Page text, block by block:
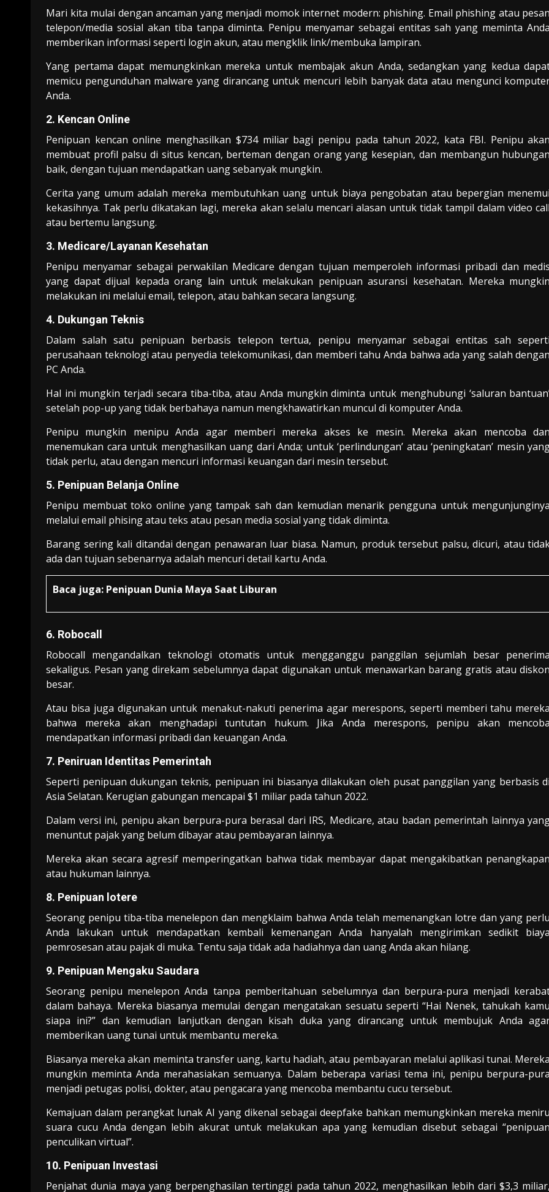
Mari kita mulai dengan ancaman yang menjadi momok internet modern: phishing. Email phishing atau pesan
telepon/media sosial akan tiba tanpa diminta. Penipu menyamar sebagai entitas sah yang meminta Anda
memberikan informasi seperti login akun, atau mengklik link/membuka lampiran.
Yang pertama dapat memungkinkan mereka untuk membajak akun Anda, sedangkan yang kedua
memicu pengunduhan malware yang dirancang untuk mencuri lebih banyak data atau mengunci
Anda.
2. Kencan Online
Penipuan kencan online menghasilkan $734 miliar bagi penipu pada tahun 2022, kata FBI. Penipu akan
membuat profil palsu di situs kencan, berteman dengan orang yang kesepian, dan membangun hubungan
baik, dengan tujuan mendapatkan uang sebanyak mungkin.
Cerita yang umum adalah mereka membutuhkan uang untuk biaya pengobatan atau bepergian menemui
kekasihnya. Tak perlu dikatakan lagi, mereka akan selalu mencari alasan untuk tidak tampil dalam video call
atau bertemu langsung.
3. Medicare/Layanan Kesehatan
Penipu menyamar sebagai perwakilan Medicare dengan tujuan memperoleh informasi pribadi dan medis
yang dapat dijual kepada orang lain untuk melakukan penipuan asuransi kesehatan. Mereka mungkin
melakukan ini melalui email, telepon, atau bahkan secara langsung.
4. Dukungan Teknis
Dalam salah satu penipuan berbasis telepon tertua, penipu menyamar sebagai entitas sah seperti
perusahaan teknologi atau penyedia telekomunikasi, dan memberi tahu Anda bahwa ada yang salah dengan
PC Anda.
Hal ini mungkin terjadi secara tiba-tiba, atau Anda mungkin diminta untuk menghubungi ‘saluran
setelah pop-up yang tidak berbahaya namun mengkhawatirkan muncul di komputer Anda.
Penipu mungkin menipu Anda agar memberi mereka akses ke mesin. Mereka akan mencoba dan
menemukan cara untuk menghasilkan uang dari Anda; untuk ‘perlindungan’ atau ‘peningkatan’ mesin
tidak perlu, atau dengan mencuri informasi keuangan dari mesin tersebut.
5. Penipuan Belanja Online
Penipu membuat toko online yang tampak sah dan kemudian menarik pengguna untuk mengunjunginya
melalui email phising atau teks atau pesan media sosial yang tidak diminta.
Barang sering kali ditandai dengan penawaran luar biasa. Namun, produk tersebut palsu, dicuri, atau
ada dan tujuan sebenarnya adalah mencuri detail kartu Anda.
Baca juga: Penipuan Dunia Maya Saat Liburan
6. Robocall
Robocall mengandalkan teknologi otomatis untuk mengganggu panggilan sejumlah besar penerima
sekaligus. Pesan yang direkam sebelumnya dapat digunakan untuk menawarkan barang gratis atau diskon
besar.
Atau bisa juga digunakan untuk menakut-nakuti penerima agar merespons, seperti memberi tahu mereka
bahwa mereka akan menghadapi tuntutan hukum. Jika Anda merespons, penipu akan mencoba
mendapatkan informasi pribadi dan keuangan Anda.
7. Peniruan Identitas Pemerintah
Seperti penipuan dukungan teknis, penipuan ini biasanya dilakukan oleh pusat panggilan yang berbasis di
Asia Selatan. Kerugian gabungan mencapai $1 miliar pada tahun 2022.
Dalam versi ini, penipu akan berpura-pura berasal dari IRS, Medicare, atau badan pemerintah lainnya
menuntut pajak yang belum dibayar atau pembayaran lainnya.
Mereka akan secara agresif memperingatkan bahwa tidak membayar dapat mengakibatkan penangkapan
atau hukuman lainnya.
8. Penipuan lotere
Seorang penipu tiba-tiba menelepon dan mengklaim bahwa Anda telah memenangkan lotre dan yang perlu
Anda lakukan untuk mendapatkan kembali kemenangan Anda hanyalah mengirimkan sedikit biaya
pemrosesan atau pajak di muka. Tentu saja tidak ada hadiahnya dan uang Anda akan hilang.
9. Penipuan Mengaku Saudara
Seorang penipu menelepon Anda tanpa pemberitahuan sebelumnya dan berpura-pura menjadi
dalam bahaya. Mereka biasanya memulai dengan mengatakan sesuatu seperti “Hai Nenek, tahukah kamu
siapa ini?” dan kemudian lanjutkan dengan kisah duka yang dirancang untuk membujuk Anda
memberikan uang tunai untuk membantu mereka.
Biasanya mereka akan meminta transfer uang, kartu hadiah, atau pembayaran melalui aplikasi tunai. Mereka
mungkin meminta Anda merahasiakan semuanya. Dalam beberapa variasi tema ini, penipu berpura-pura
menjadi petugas polisi, dokter, atau pengacara yang mencoba membantu cucu tersebut.
Kemajuan dalam perangkat lunak AI yang dikenal sebagai deepfake bahkan memungkinkan mereka meniru
suara cucu Anda dengan lebih akurat untuk melakukan apa yang kemudian disebut sebagai “penipuan
penculikan virtual”.
10. Penipuan Investasi
Penjahat dunia maya yang berpenghasilan tertinggi pada tahun 2022, menghasilkan lebih dari $3,3 miliar,